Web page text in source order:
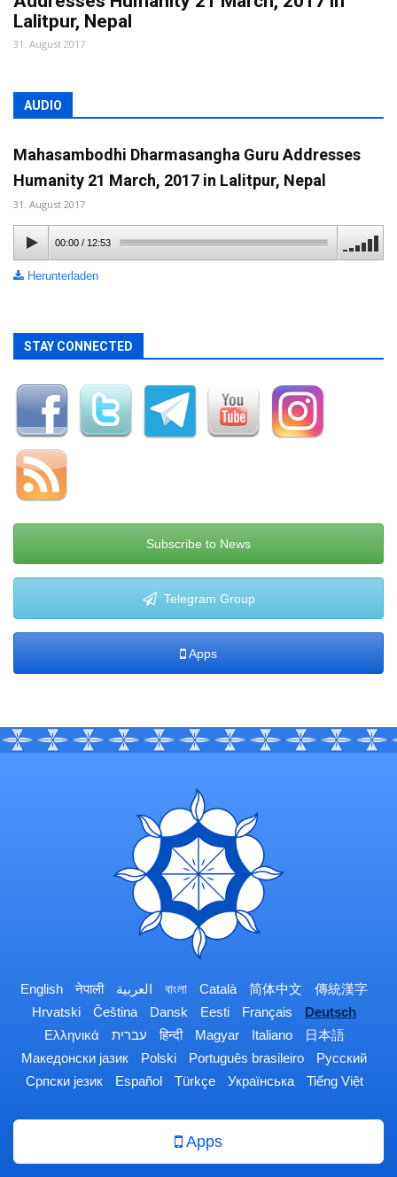
Lalitpur, Nepal
31. August 2017
AUDIO
Mahasambodhi Dharmasangha Guru Addresses
Humanity 21 March, 2017 in Lalitpur, Nepal
31. August 2017
00:00/ 12:53
Herunterladen
STAY CONNECTED
Subscribe to News
Telegram Group
Apps
English नेपाली العربية বাংলা Català 简体中文
傳統漢字
Hrvatski
Čeština Dansk Eesti Français
Deutsch
Ελληνικά
עברית हिन्दी Magyar Italiano
日本語
Македонски јазик
Polski Português brasileiro
Русский
Српски језик
Español Türkçe Українська Tiếng Việt
Apps